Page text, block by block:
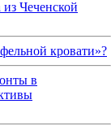
Чеченской
кровати»?
в